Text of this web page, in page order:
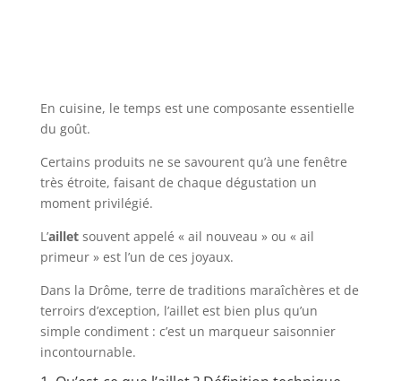
En cuisine, le temps est une composante essentielle
du goût.
Certains produits ne se savourent qu’à une fenêtre
très étroite, faisant de chaque dégustation un
moment privilégié.
L’ailletsouvent appelé « ail nouveau » ou « ail
primeur » est l’un de ces joyaux.
Dans la Drôme, terre de traditions maraîchères et de
terroirs d’exception, l’aillet est bien plus qu’un
simple condiment : c’est un marqueur saisonnier
incontournable.